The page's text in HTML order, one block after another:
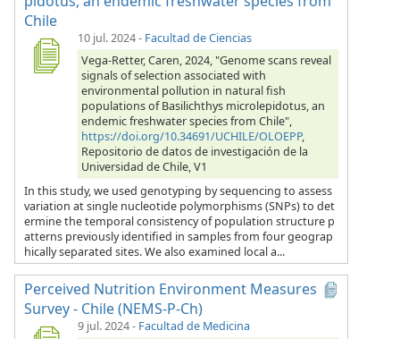
Chile
10 jul. 2024- Facultad de Ciencias
Vega-Retter, Caren, 2024, "Genome scans reveal
signals of selection associated with
environmental pollution in natural fish
populations of Basilichthys microlepidotus, an
endemic freshwater species from Chile",
https://doi.org/10.34691/UCHILE/OLOEPP,
Repositorio de datos de investigación de la
Universidad de Chile, V1
In this study, we used genotyping by sequencing to assess
variation at single nucleotide polymorphisms (SNPs) to det
ermine the temporal consistency of population structure p
atterns previously identified in samples from four geograp
hically separated sites. We also examined local a...
Perceived Nutrition Environment Measures
Survey - Chile (NEMS-P-Ch)
9 jul. 2024- Facultad de Medicina